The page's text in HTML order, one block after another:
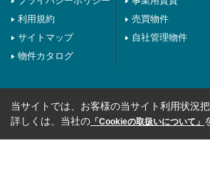
利用規約
サイトマップ
物件カタログ
売買物件
自社管理物件
当サイトでは、お客様の当サイト利用状況
詳しくは、当社の 「Cookieの取扱いについて」